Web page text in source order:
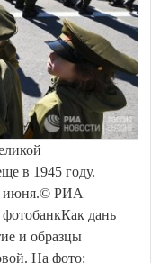
в 1945 году.
июня.© РИА
дань
и образцы
На фото: